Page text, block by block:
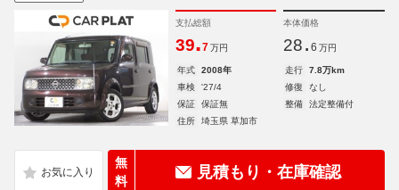
支払総額
39.7 万円
本体価格
28. 6 万円
年式 2008年 走行
7.8万km
車検
'27/4 修復
なし
保証
保証無 整備
法定整備付
住所
埼玉県 草加市
無
料
見積もり・在庫確認